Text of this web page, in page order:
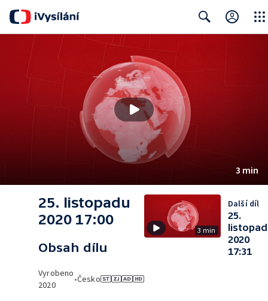
3 min
25. listopadu
2020 17:00
Obsah dílu
Vyrobeno
2020
•Česko
3 min
Další díl
25.
2020
17:31